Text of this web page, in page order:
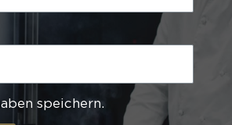
speichern.